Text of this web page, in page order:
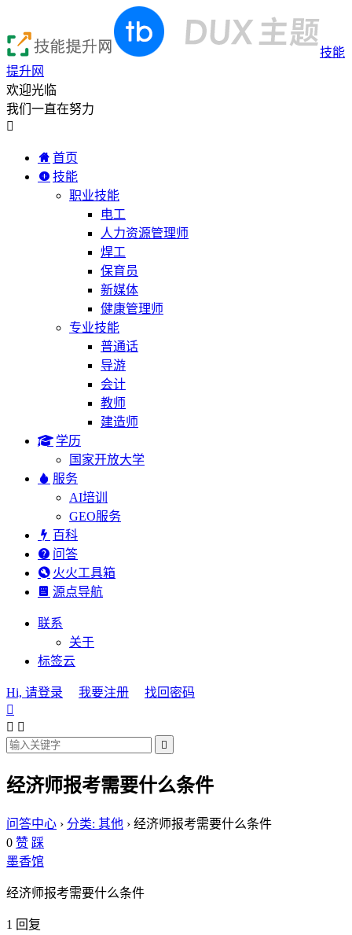
技能
提升网
欢迎光临
我们一直在努力

首页
技能
职业技能
电工
人力资源管理师
焊工
保育员
新媒体
健康管理师
专业技能
普通话
导游
会计
教师
建造师
学历
国家开放大学
服务
AI培训
GEO服务
百科
问答
火火工具箱
源点导航
联系
关于
标签云
Hi, 请登录 我要注册
找回密码

 

经济师报考需要什么条件
问答中心 › 分类: 其他 › 经济师报考需要什么条件
0 赞 踩
墨香馆
经济师报考需要什么条件
1 回复